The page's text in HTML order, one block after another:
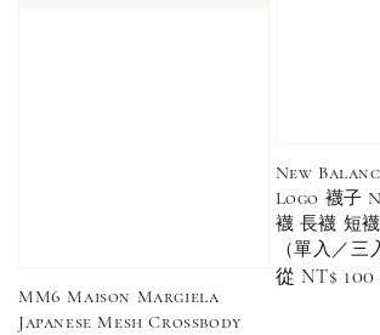
MM6 Maison Margiela
Japanese Mesh Crossbody
New
Logo 襪子
襪 長襪 短
（單入／三
Regular
從 NT$ 100